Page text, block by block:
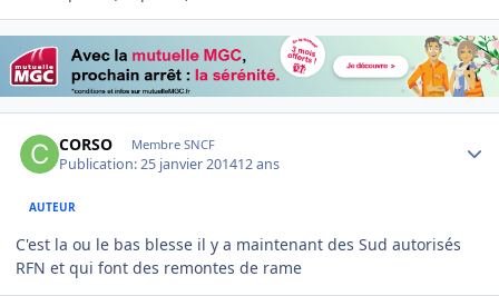
CORSO Membre SNCF
Publication:25 janvier 201412 ans
AUTEUR
C'est la ou le bas blesse il y a maintenant des Sud autorisés
RFN et qui font des remontes de rame